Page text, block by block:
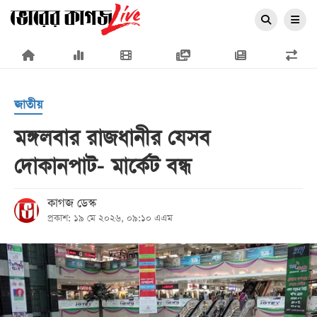
×
প্রচ্ছদ
জাতীয়
রাজনীতি
অর্থনীতি
আন্তর্জাতিক
সারাদেশ
জাতীয়
মঙ্গলবার রাজধানীর যেসব
দোকানপাট- মার্কেট বন্ধ
কাগজ ডেস্ক
প্রকাশ: ১৯ মে ২০২৬, ০৯:১০ এএম